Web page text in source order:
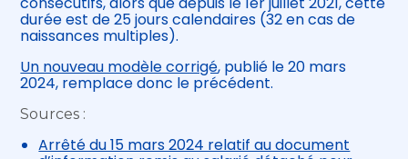
durée est de 25 jours calendaires (32 en cas de
naissances multiples).
Un nouveau modèle corrigé, publié le 20 mars
2024, remplace donc le précédent.
Sources :
Arrêté du 15 mars 2024 relatif au document